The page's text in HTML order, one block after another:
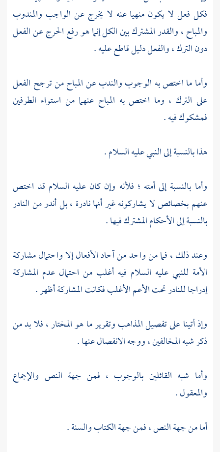
فكل فعل لا يكون منهيا عنه لا يخرج عن الواجب والمندوب
والمباح ، والقدر المشترك بين الكل إنما هو رفع الحرج عن الفعل
دون الترك ، والفعل دليل قاطع عليه .
وأما ما اختص به الوجوب والندب عن المباح من ترجح الفعل
على الترك ، وما اختص به المباح عنهما من استواء الطرفين
فمشكوك فيه .
هذا بالنسبة إلى النبي عليه السلام .
وأما بالنسبة إلى أمته ؛ فلأنه وإن كان عليه السلام قد اختص
عنهم بخصائص لا يشاركونه غير أنها نادرة ، بل أندر من النادر
بالنسبة إلى الأحكام المشترك فيها .
وعند ذلك ، فما من واحد من آحاد الأفعال إلا واحتمال مشاركة
الأمة للنبي عليه السلام فيه أغلب من احتمال عدم المشاركة
إدراجا للنادر تحت الأعم الأغلب فكانت المشاركة أظهر .
وإذ أتينا على تفصيل المذاهب وتقرير ما هو المختار ، فلا بد من
ذكر شبه المخالفين ، ووجه الانفصال عنها .
وأما شبه القائلين بالوجوب ، فمن جهة النص والإجماع
والمعقول .
أما من جهة النص ، فمن جهة الكتاب والسنة .